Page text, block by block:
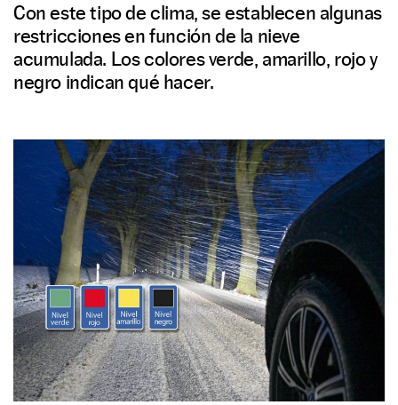
Con este tipo de clima, se establecen algunas
restricciones en función de la nieve
acumulada. Los colores verde, amarillo, rojo y
negro indican qué hacer.